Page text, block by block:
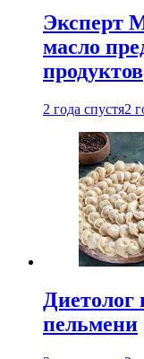
Эксперт
масло
продуктов
2 года спустя2
Диетолог
пельмени